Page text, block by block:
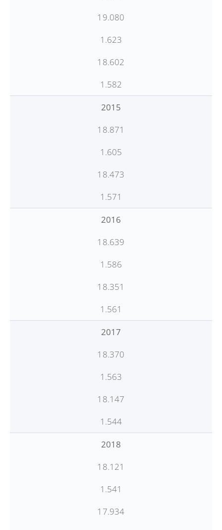
19.080
1.623
18.602
1.582
2015
18.871
1.605
18.473
1.571
2016
18.639
1.586
18.351
1.561
2017
18.370
1.563
18.147
1.544
2018
18.121
1.541
17.934